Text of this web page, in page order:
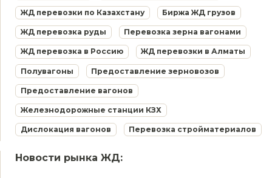
ЖД перевозки по Казахстану Биржа ЖД грузов
ЖД перевозка руды Перевозка зерна вагонами
ЖД перевозка в Россию ЖД перевозки в Алматы
Полувагоны Предоставление зерновозов
Предоставление вагонов
Железнодорожные станции КЗХ
Дислокация вагонов Перевозка стройматериалов
Новости рынка ЖД: